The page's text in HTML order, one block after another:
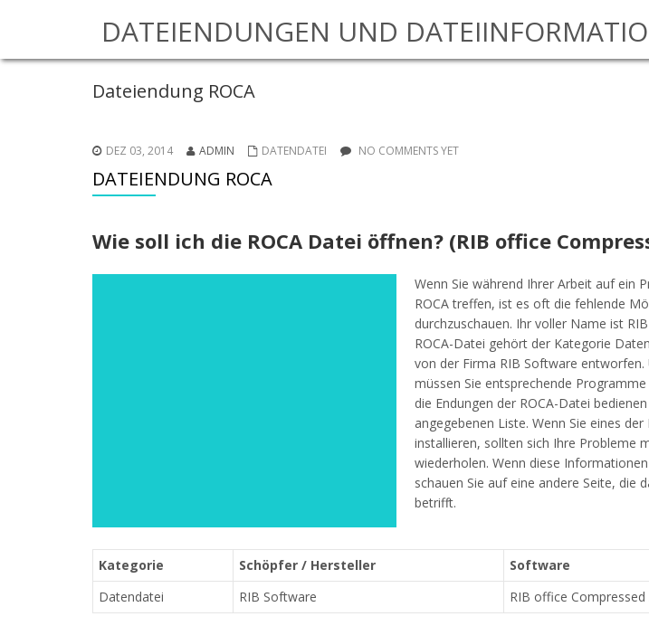
DATEIENDUNGEN UND
Dateiendung ROCA
DEZ 03, 2014 ADMIN DATENDATEI NO COMMENTS YET
DATEIENDUNG ROCA
Wie soll ich die ROCA Datei öffnen? (RIB office
Wenn Sie während Ihrer Arbeit auf ein
ROCA treffen, ist es oft die fehlende
durchzuschauen. Ihr voller Name ist
ROCA-Datei gehört der Kategorie
von der Firma RIB Software
müssen Sie entsprechende
die Endungen der ROCA-Datei
angegebenen Liste. Wenn Sie eines
installieren, sollten sich Ihre Probleme
wiederholen. Wenn diese
schauen Sie auf eine andere Seite, die
betrifft.
Kategorie Schöpfer / Hersteller
Software
Datendatei
RIB Software RIB office Compressed